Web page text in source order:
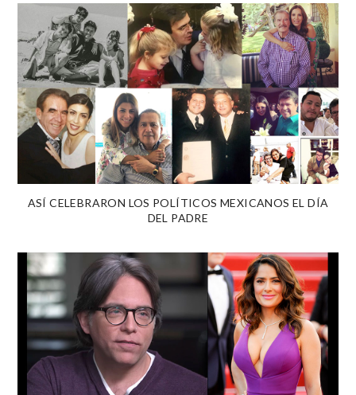
ASÍ CELEBRARON LOS POLÍTICOS MEXICANOS EL DÍA
DEL PADRE